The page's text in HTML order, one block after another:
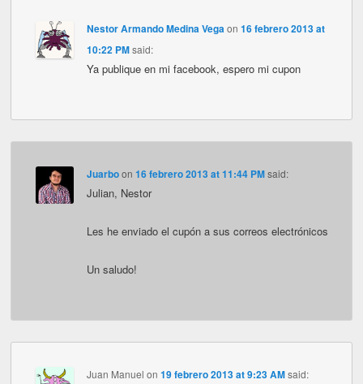
Nestor Armando Medina Vega on 16 febrero 2013 at
10:22 PM said:
Ya publique en mi facebook, espero mi cupon
Juarboon 16 febrero 2013 at 11:44 PM said:
Julian, Nestor
Les he enviado el cupón a sus correos electrónicos
Un saludo!
Juan Manuel on 19 febrero 2013 at 9:23 AM said: